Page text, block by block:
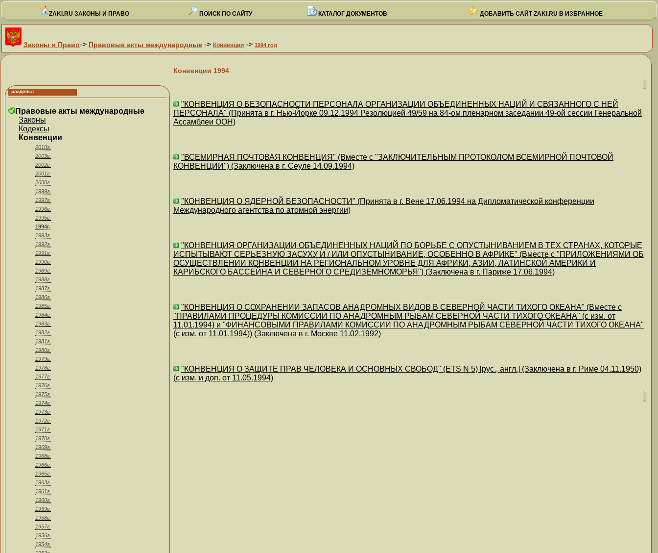
ZAKI.RU ЗАКОНЫ И ПРАВО ПОИСК ПО САЙТУ КАТАЛОГ ДОКУМЕНТОВ ДОБАВИТЬ САЙТ ZAKI.RU В ИЗБРАННОЕ
Законы и Право-> Правовые акты международные -> Конвенции -> 1994 год
Правовые акты международные
Законы
Кодексы
Конвенции
2010г.
2003г.
2002г.
2001г.
2000г.
1999г.
1997г.
1996г.
1995г.
1994г.
1993г.
1992г.
1991г.
1990г.
1989г.
1988г.
1987г.
1986г.
1985г.
1984г.
1983г.
1982г.
1981г.
1980г.
1979г.
1978г.
1977г.
1976г.
1975г.
1974г.
1973г.
1972г.
1971г.
1970г.
1969г.
1968г.
1966г.
1965г.
1963г.
1961г.
1960г.
1959г.
1958г.
1957г.
1956г.
1954г.
Конвенции 1994
"КОНВЕНЦИЯ О БЕЗОПАСНОСТИ ПЕРСОНАЛА ОРГАНИЗАЦИИ ОБЪЕДИНЕННЫХ НАЦИЙ И СВЯЗАННОГО С НЕЙ
ПЕРСОНАЛА" (Принята в г. Нью-Йорке 09.12.1994 Резолюцией 49/59 на 84-ом пленарном заседании 49-ой сессии Генеральной
Ассамблеи ООН)
"ВСЕМИРНАЯ ПОЧТОВАЯ КОНВЕНЦИЯ" (Вместе с "ЗАКЛЮЧИТЕЛЬНЫМ ПРОТОКОЛОМ ВСЕМИРНОЙ ПОЧТОВОЙ
КОНВЕНЦИИ") (Заключена в г. Сеуле 14.09.1994)
"КОНВЕНЦИЯ О ЯДЕРНОЙ БЕЗОПАСНОСТИ" (Принята в г. Вене 17.06.1994 на Дипломатической конференции
Международного агентства по атомной энергии)
"КОНВЕНЦИЯ ОРГАНИЗАЦИИ ОБЪЕДИНЕННЫХ НАЦИЙ ПО БОРЬБЕ С ОПУСТЫНИВАНИЕМ В ТЕХ СТРАНАХ, КОТОРЫЕ
ИСПЫТЫВАЮТ СЕРЬЕЗНУЮ ЗАСУХУ И / ИЛИ ОПУСТЫНИВАНИЕ, ОСОБЕННО В АФРИКЕ" (Вместе с "ПРИЛОЖЕНИЯМИ ОБ
ОСУЩЕСТВЛЕНИИ КОНВЕНЦИИ НА РЕГИОНАЛЬНОМ УРОВНЕ ДЛЯ АФРИКИ, АЗИИ, ЛАТИНСКОЙ АМЕРИКИ И
КАРИБСКОГО БАССЕЙНА И СЕВЕРНОГО СРЕДИЗЕМНОМОРЬЯ") (Заключена в г. Париже 17.06.1994)
"КОНВЕНЦИЯ О СОХРАНЕНИИ ЗАПАСОВ АНАДРОМНЫХ ВИДОВ В СЕВЕРНОЙ ЧАСТИ ТИХОГО ОКЕАНА" (Вместе с
"ПРАВИЛАМИ ПРОЦЕДУРЫ КОМИССИИ ПО АНАДРОМНЫМ РЫБАМ СЕВЕРНОЙ ЧАСТИ ТИХОГО ОКЕАНА" (с изм. от
11.01.1994) и "ФИНАНСОВЫМИ ПРАВИЛАМИ КОМИССИИ ПО АНАДРОМНЫМ РЫБАМ СЕВЕРНОЙ ЧАСТИ ТИХОГО ОКЕАНА"
(с изм. от 11.01.1994)) (Заключена в г. Москве 11.02.1992)
"КОНВЕНЦИЯ О ЗАЩИТЕ ПРАВ ЧЕЛОВЕКА И ОСНОВНЫХ СВОБОД" (ETS N 5) [рус., англ.] (Заключена в г. Риме 04.11.1950)
(с изм. и доп. от 11.05.1994)